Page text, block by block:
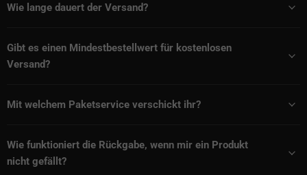
Wie lange dauert der Versand?
Gibt es einen Mindestbestellwert für kostenlosen
Versand?
Mit welchem Paketservice verschickt ihr?
Wie funktioniert die Rückgabe, wenn mir ein Produkt
nicht gefällt?